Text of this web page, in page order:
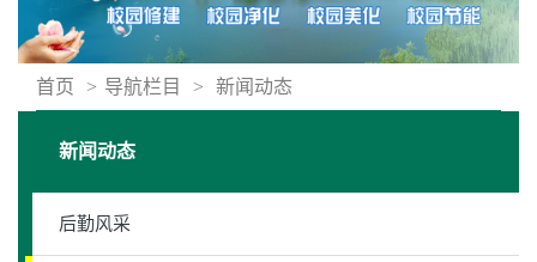
首页 > 导航栏目 > 新闻动态
新闻动态
后勤风采